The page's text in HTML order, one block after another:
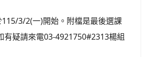
3/2(一)開始。附檔是最後選課
有疑請來電03-4921750#2313楊組